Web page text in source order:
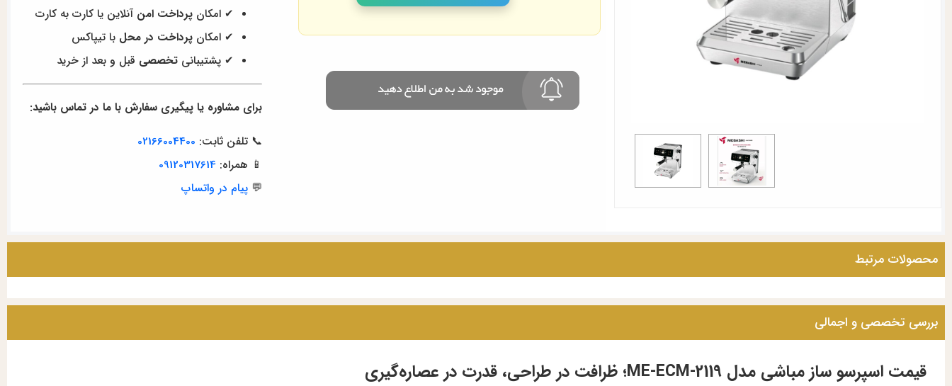
✔ امکانپرداخت امن آنلاین یا کارت به کارت
✔ امکانپرداخت در محل با تیپاکس
✔ پشتیبانیتخصصی قبل و بعد از خرید
برای مشاوره یا پیگیری سفارش با ما در تماس باشید:
📞 تلفن ثابت: 02166004400
📱 همراه:09120317614
💬پیام در واتساپ
محصولات مرتبط
بررسی تخصصی و اجمالی
قیمت اسپرسو ساز مباشی مدل ME-ECM-2119؛ ظرافت در طراحی، قدرت در عصاره‌گیری